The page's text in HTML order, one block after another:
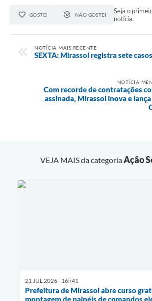
GOSTEI NÃO GOSTEI
Seja o
notícia.
NOTÍCIA MAIS RECENTE
SEXTA: Mirassol registra sete
NOTÍCIA
Com recorde de contratações
assinada, Mirassol inova e lança
VEJA MAIS da categoriaAção
21 JUL 2026 - 16h41
Prefeitura de Mirassol abre curso
montagem de painéis de comandos